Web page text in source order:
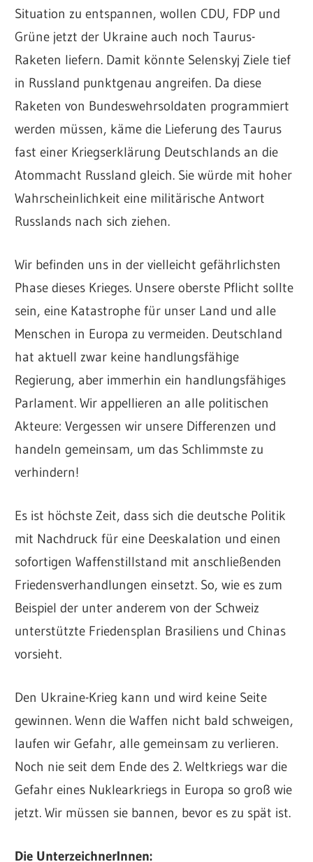
Situation zu entspannen, wollen CDU, FDP und
Grüne jetzt der Ukraine auch noch Taurus-
Raketen liefern. Damit könnte Selenskyj Ziele tief
in Russland punktgenau angreifen. Da diese
Raketen von Bundeswehrsoldaten programmiert
werden müssen, käme die Lieferung des Taurus
fast einer Kriegserklärung Deutschlands an die
Atommacht Russland gleich. Sie würde mit hoher
Wahrscheinlichkeit eine militärische Antwort
Russlands nach sich ziehen.
Wir befinden uns in der vielleicht gefährlichsten
Phase dieses Krieges. Unsere oberste Pflicht sollte
sein, eine Katastrophe für unser Land und alle
Menschen in Europa zu vermeiden. Deutschland
hat aktuell zwar keine handlungsfähige
Regierung, aber immerhin ein handlungsfähiges
Parlament. Wir appellieren an alle politischen
Akteure: Vergessen wir unsere Differenzen und
handeln gemeinsam, um das Schlimmste zu
verhindern!
Es ist höchste Zeit, dass sich die deutsche Politik
mit Nachdruck für eine Deeskalation und einen
sofortigen Waffenstillstand mit anschließenden
Friedensverhandlungen einsetzt. So, wie es zum
Beispiel der unter anderem von der Schweiz
unterstützte Friedensplan Brasiliens und Chinas
vorsieht.
Den Ukraine-Krieg kann und wird keine Seite
gewinnen. Wenn die Waffen nicht bald schweigen,
laufen wir Gefahr, alle gemeinsam zu verlieren.
Noch nie seit dem Ende des 2. Weltkriegs war die
Gefahr eines Nuklearkriegs in Europa so groß wie
jetzt. Wir müssen sie bannen, bevor es zu spät ist.
Die UnterzeichnerInnen: